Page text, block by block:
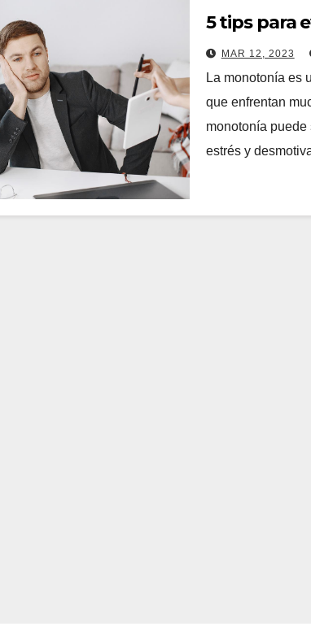
5 tips para
MAR 12, 2023
La monotonía es
que enfrentan
monotonía puede
estrés y